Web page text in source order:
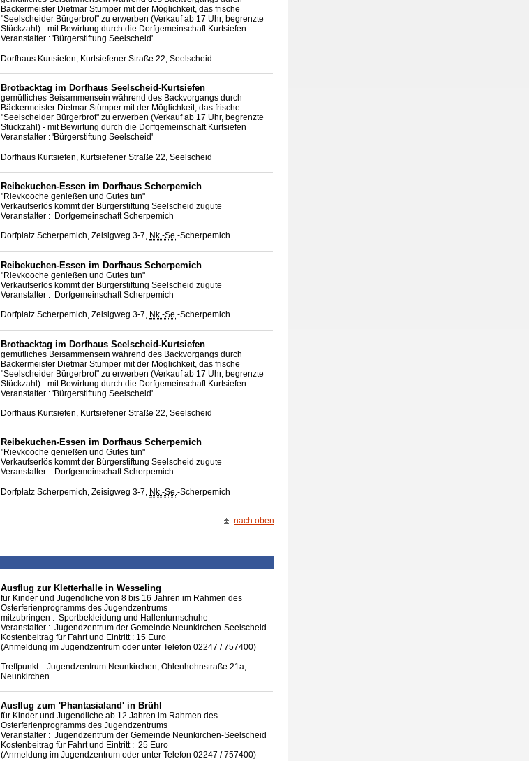
Bäckermeister Dietmar Stümper mit der Möglichkeit, das frische
"Seelscheider Bürgerbrot" zu erwerben (Verkauf ab 17 Uhr, begrenzte
Stückzahl) - mit Bewirtung durch die Dorfgemeinschaft Kurtsiefen
Veranstalter : 'Bürgerstiftung Seelscheid'
Dorfhaus Kurtsiefen, Kurtsiefener Straße 22, Seelscheid
Brotbacktag im Dorfhaus Seelscheid-Kurtsiefen
gemütliches Beisammensein während des Backvorgangs durch
Bäckermeister Dietmar Stümper mit der Möglichkeit, das frische
"Seelscheider Bürgerbrot" zu erwerben (Verkauf ab 17 Uhr, begrenzte
Stückzahl) - mit Bewirtung durch die Dorfgemeinschaft Kurtsiefen
Veranstalter : 'Bürgerstiftung Seelscheid'
Dorfhaus Kurtsiefen, Kurtsiefener Straße 22, Seelscheid
Reibekuchen-Essen im Dorfhaus Scherpemich
"Rievkooche genießen und Gutes tun"
Verkaufserlös kommt der Bürgerstiftung Seelscheid zugute
Veranstalter : Dorfgemeinschaft Scherpemich
Dorfplatz Scherpemich, Zeisigweg 3-7, Nk.-Se.-Scherpemich
Reibekuchen-Essen im Dorfhaus Scherpemich
"Rievkooche genießen und Gutes tun"
Verkaufserlös kommt der Bürgerstiftung Seelscheid zugute
Veranstalter : Dorfgemeinschaft Scherpemich
Dorfplatz Scherpemich, Zeisigweg 3-7, Nk.-Se.-Scherpemich
Brotbacktag im Dorfhaus Seelscheid-Kurtsiefen
gemütliches Beisammensein während des Backvorgangs durch
Bäckermeister Dietmar Stümper mit der Möglichkeit, das frische
"Seelscheider Bürgerbrot" zu erwerben (Verkauf ab 17 Uhr, begrenzte
Stückzahl) - mit Bewirtung durch die Dorfgemeinschaft Kurtsiefen
Veranstalter : 'Bürgerstiftung Seelscheid'
Dorfhaus Kurtsiefen, Kurtsiefener Straße 22, Seelscheid
Reibekuchen-Essen im Dorfhaus Scherpemich
"Rievkooche genießen und Gutes tun"
Verkaufserlös kommt der Bürgerstiftung Seelscheid zugute
Veranstalter : Dorfgemeinschaft Scherpemich
Dorfplatz Scherpemich, Zeisigweg 3-7, Nk.-Se. -Scherpemich
nach oben
Ausflug zur Kletterhalle in Wesseling
für Kinder und Jugendliche von 8 bis 16 Jahren im Rahmen des
Osterferienprogramms des Jugendzentrums
mitzubringen : Sportbekleidung und Hallenturnschuhe
Veranstalter : Jugendzentrum der Gemeinde Neunkirchen-Seelscheid
Kostenbeitrag für Fahrt und Eintritt : 15 Euro
(Anmeldung im Jugendzentrum oder unter Telefon 02247 / 757400)
Treffpunkt : Jugendzentrum Neunkirchen, Ohlenhohnstraße 21a,
Neunkirchen
Ausflug zum 'Phantasialand' in Brühl
für Kinder und Jugendliche ab 12 Jahren im Rahmen des
Osterferienprogramms des Jugendzentrums
Veranstalter : Jugendzentrum der Gemeinde Neunkirchen-Seelscheid
Kostenbeitrag für Fahrt und Eintritt : 25 Euro
(Anmeldung im Jugendzentrum oder unter Telefon 02247 / 757400)